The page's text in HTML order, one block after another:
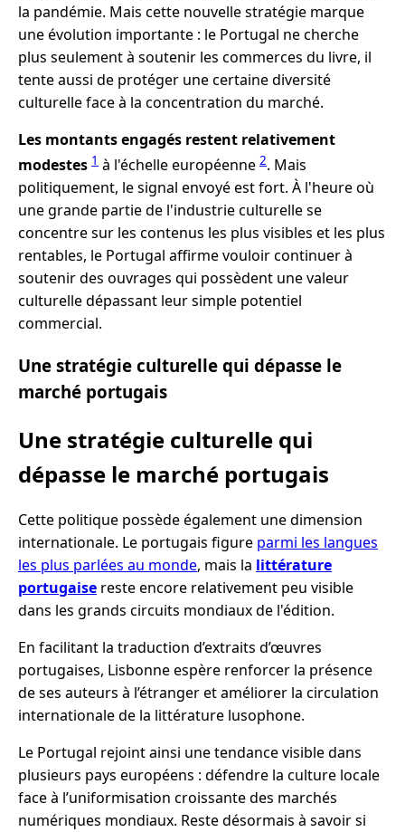
la pandémie. Mais cette nouvelle stratégie marque
une évolution importante : le Portugal ne cherche
plus seulement à soutenir les commerces du livre, il
tente aussi de protéger une certaine diversité
culturelle face à la concentration du marché.
Les montants engagés restent relativement
modestes 1 à l'échelle européenne 2. Mais
politiquement, le signal envoyé est fort. À l'heure où
une grande partie de l'industrie culturelle se
concentre sur les contenus les plus visibles et les plus
rentables, le Portugal affirme vouloir continuer à
soutenir des ouvrages qui possèdent une valeur
culturelle dépassant leur simple potentiel
commercial.
Une stratégie culturelle qui dépasse le
marché portugais
Une stratégie culturelle qui
dépasse le marché portugais
Cette politique possède également une dimension
internationale. Le portugais figure parmi les langues
les plus parlées au monde, mais la littérature
portugaise reste encore relativement peu visible
dans les grands circuits mondiaux de l'édition.
En facilitant la traduction d’extraits d’œuvres
portugaises, Lisbonne espère renforcer la présence
de ses auteurs à l’étranger et améliorer la circulation
internationale de la littérature lusophone.
Le Portugal rejoint ainsi une tendance visible dans
plusieurs pays européens : défendre la culture locale
face à l’uniformisation croissante des marchés
numériques mondiaux. Reste désormais à savoir si